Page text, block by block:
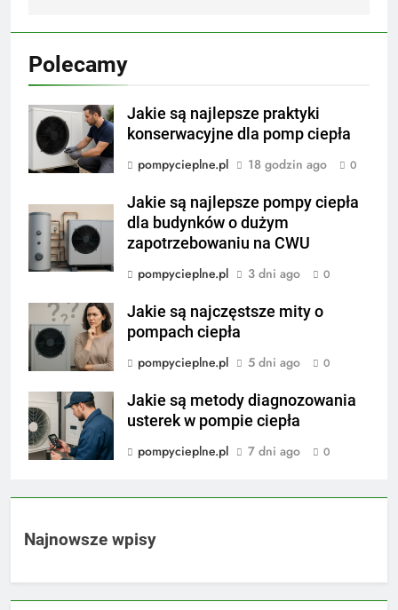
Polecamy
Jakie są najlepsze praktyki
konserwacyjne dla pomp ciepła
pompycieplne.pl
18 godzin ago 0
Jakie są najlepsze pompy ciepła
dla budynków o dużym
zapotrzebowaniu na CWU
pompycieplne.pl
3 dni ago 0
Jakie są najczęstsze mity o
pompach ciepła
pompycieplne.pl
5 dni ago 0
Jakie są metody diagnozowania
usterek w pompie ciepła
pompycieplne.pl
7 dni ago 0
Najnowsze wpisy